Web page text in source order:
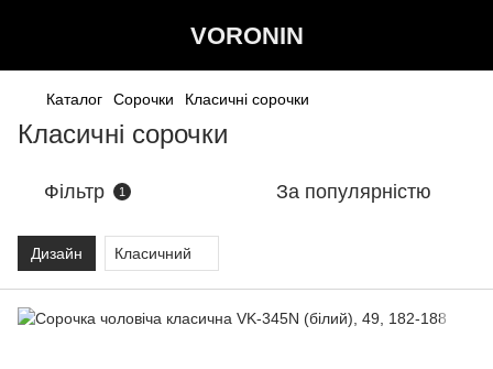
VORONIN
Каталог Сорочки Класичні сорочки
Класичні сорочки
Фільтр 1 За популярністю
Дизайн Класичний